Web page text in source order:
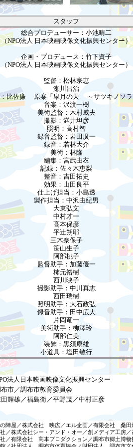
スタッフ
総合プロデューサー：小池晴二
（NPO法人 日本映画映像文化振興センター）
企画・プロデュース：竹下資子
（NPO法人 日本映画映像文化振興センター）
監督：松林宗恵
瀬川昌治
：比佐廉 原案「皐月の天 ～サツキノソラ
音楽：沢渡一樹
美術監督：木村威夫
撮影：満井坦彦
照明：高村智
録音監督：岩田廣一
録音：若林大介
美術：林隆
編集：宮武由衣
記録：佐々木恵梨
整音：吉田拓史
効果：山田良平
仕上げ担当：小島透
製作担当：中沢由紀男
大東弘文
中村才一
髙本保彦
平辻朔耶
三木奈保子
笹山生子
阿部桃子
監督助手：加藤優一
柿元裕樹
西川映子
撮影助手：中川真志
西田瑞樹
照明助手：大石政弘
録音助手：田中広大
片岡竜一
美術助手：柳澤玲
阿部仁美
装飾：黒須康雄
小道具：塩田敏行
法人日本映画映像文化振興センター
市／調布市教育委員会
輝雄／福島衛／平野茂／中村正彦
陣屋／株式会社 映広／エル企画／有限会社 桑
／株式会社シー・アンド・オー／創メディア工房
／有限会社 髙本プロダクション／調布市郷土博物